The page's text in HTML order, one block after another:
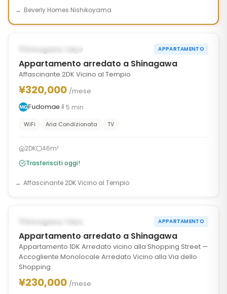
Beverly Homes Nishikoyama
Shinagawa, Tokyo APPARTAMENTO
Appartamento arredato a Shinagawa
Affascinante 2DK Vicino al Tempio
¥320,000 /mese
Fudomae
5 min
WiFi Aria Condizionata TV
2DK
46m²
Trasferisciti oggi!
Affascinante 2DK Vicino al Tempio
Shinagawa, Tokyo APPARTAMENTO
Appartamento arredato a Shinagawa
Appartamento 1DK Arredato vicino alla Shopping Street —
Accogliente Monolocale Arredato Vicino alla Via dello
Shopping
¥230,000 /mese